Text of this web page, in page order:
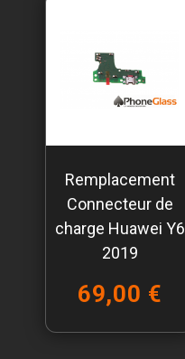
Remplacement
Connecteur de
charge Huawei Y6
2019
69,00 €